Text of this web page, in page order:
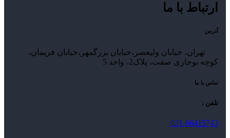
ارتباط با ما
آدرس
تهران، خیابان ولیعصر،خیابان بزرگمهر،خیابان فریمان،
کوچه بوجاری صفت، پلاک2، واحد 5
تماس با ما
تلفن :
021-66415743